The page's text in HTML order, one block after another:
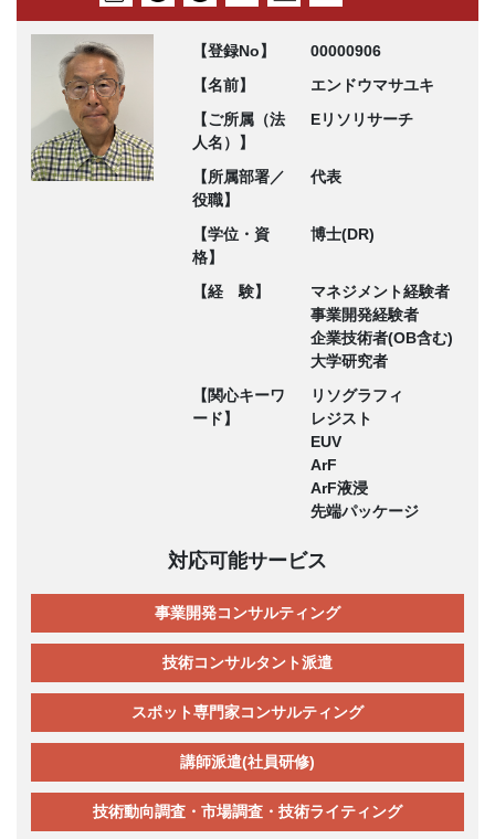
【登録No】
00000906
【名前】
エンドウマサユキ
【ご所属（法
人名）】
Eリソリサーチ
【所属部署／
役職】
代表
【学位・資
格】
博士(DR)
【経 験】
マネジメント経験者
事業開発経験者
企業技術者(OB含む)
大学研究者
【関心キーワ
ード】
リソグラフィ
レジスト
EUV
ArF
ArF液浸
先端パッケージ
対応可能サービス
事業開発コンサルティング
技術コンサルタント派遣
スポット専門家コンサルティング
講師派遣(社員研修)
技術動向調査・市場調査・技術ライティング